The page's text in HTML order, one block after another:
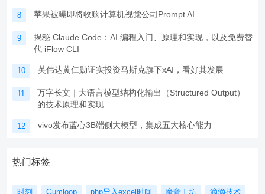
8 苹果被曝即将收购计算机视觉公司Prompt AI
9
揭秘 Claude Code：AI 编程入门、原理和实现，以及免费替
代 iFlow CLI
10 英伟达黄仁勋证实投资马斯克旗下xAI，看好其发展
11
万字长文｜大语言模型结构化输出（Structured Output）
的技术原理和实现
12 vivo发布蓝心3B端侧大模型，集成五大核心能力
热门标签
时刻 Gumloop php导入excel时间 魔音工坊 滴滴技术